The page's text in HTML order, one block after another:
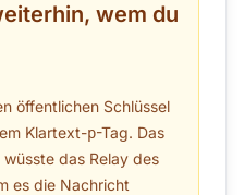
wem du
öffentlichen Schlüssel
Klartext-p-Tag. Das
das Relay des
es die Nachricht